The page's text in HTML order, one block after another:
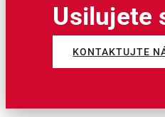
Usilujete
KONTAKTUJTE